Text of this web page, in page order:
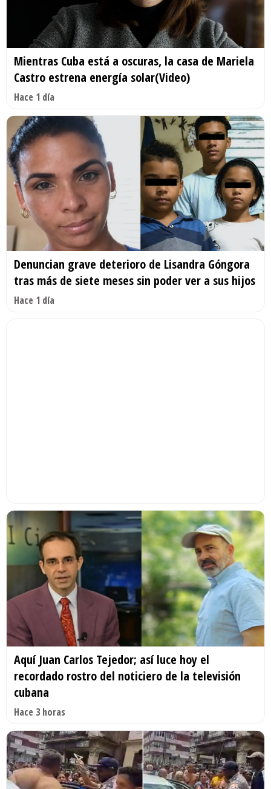
Mientras Cuba está a oscuras, la casa de Mariela
Castro estrena energía solar(Video)
Hace 1 día
Denuncian grave deterioro de Lisandra Góngora
tras más de siete meses sin poder ver a sus hijos
Hace 1 día
Aquí Juan Carlos Tejedor; así luce hoy el
recordado rostro del noticiero de la televisión
cubana
Hace 3 horas